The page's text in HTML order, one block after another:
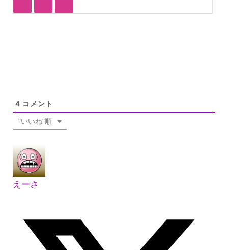
4 コメント
"いいね"順
えーさ